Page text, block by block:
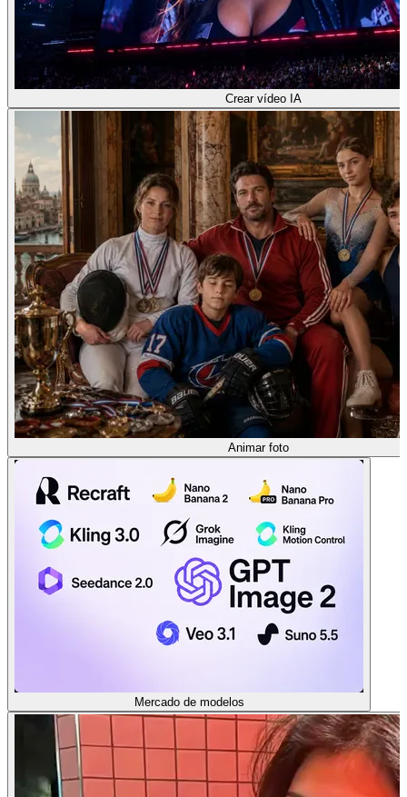
Crear vídeo IA
Animar foto
Mercado de modelos